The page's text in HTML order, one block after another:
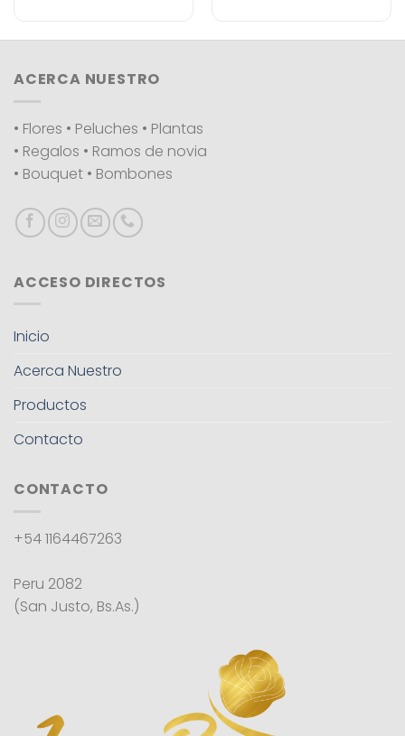
ACERCA NUESTRO
• Flores • Peluches • Plantas
• Regalos • Ramos de novia
• Bouquet • Bombones
ACCESO DIRECTOS
Inicio
Acerca Nuestro
Productos
Contacto
CONTACTO
+54 1164467263
Peru 2082
(San Justo, Bs.As.)